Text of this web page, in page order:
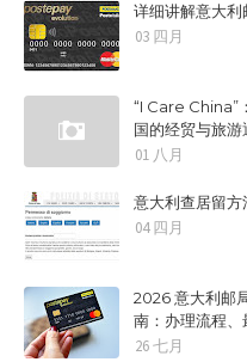
详细讲解意大
03 四月
“I Care China”
国的经贸与旅游
01 八月
意大利查居留方
04 四月
2026 意大利邮
南：办理流程
26 七月